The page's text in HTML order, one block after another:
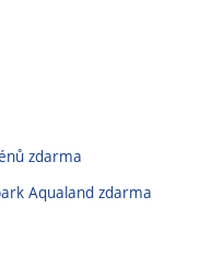
zdarma
Aqualand zdarma